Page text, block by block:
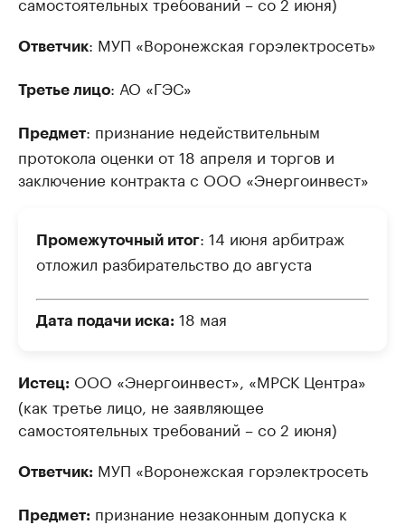
Ответчик: МУП «Воронежская горэлектросеть»
Третье лицо: АО «ГЭС»
Предмет: признание недействительным
протокола оценки от 18 апреля и торгов и
заключение контракта с ООО «Энергоинвест»
Промежуточный итог: 14 июня арбитраж
отложил разбирательство до августа
Дата подачи иска: 18 мая
Истец: ООО «Энергоинвест», «МРСК Центра»
(как третье лицо, не заявляющее
самостоятельных требований – со 2 июня)
Ответчик: МУП «Воронежская горэлектросеть
Предмет: признание незаконным допуска к